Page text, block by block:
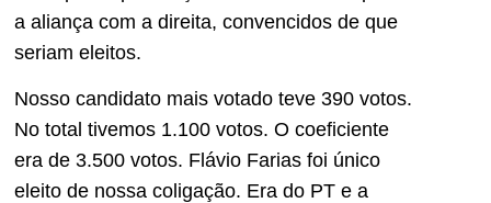
a aliança com a direita, convencidos de que
seriam eleitos.
Nosso candidato mais votado teve 390 votos.
No total tivemos 1.100 votos. O coeficiente
era de 3.500 votos. Flávio Farias foi único
eleito de nossa coligação. Era do PT e a